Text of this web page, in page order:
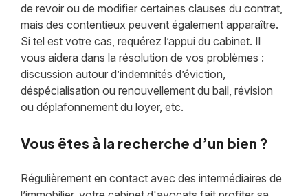
de revoir ou de modifier certaines clauses du contrat,
mais des contentieux peuvent également apparaître.
Si tel est votre cas, requérez l’appui du cabinet. Il
vous aidera dans la résolution de vos problèmes :
discussion autour d’indemnités d’éviction,
déspécialisation ou renouvellement du bail, révision
ou déplafonnement du loyer, etc.
Vous êtes à la recherche d’un bien ?
Régulièrement en contact avec des intermédiaires de